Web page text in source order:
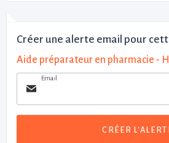
Créer une alerte email pour
Aide préparateur en pharmacie -
Email
CRÉER